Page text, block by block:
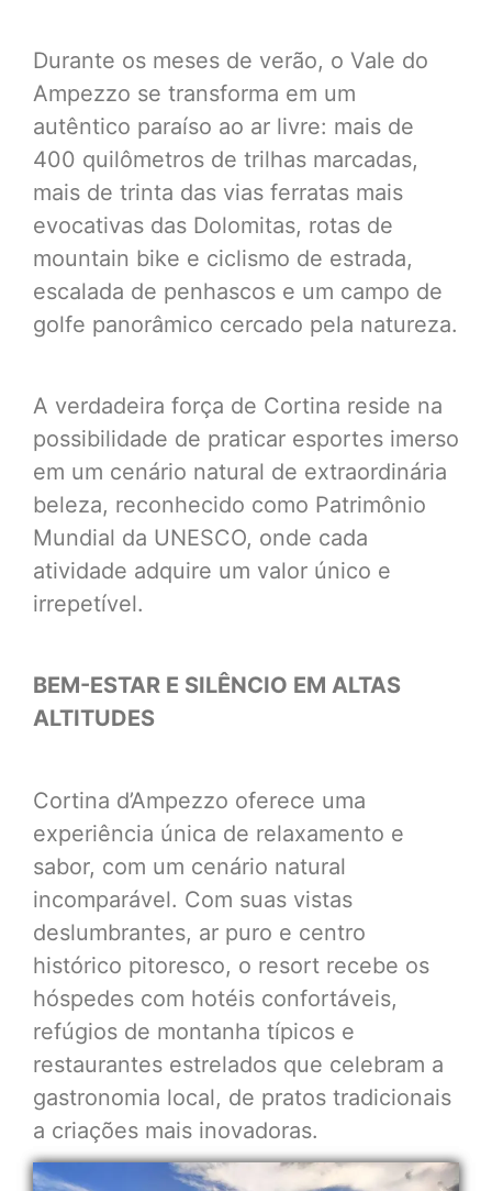
Durante os meses de verão, o Vale do
Ampezzo se transforma em um
autêntico paraíso ao ar livre: mais de
400 quilômetros de trilhas marcadas,
mais de trinta das vias ferratas mais
evocativas das Dolomitas, rotas de
mountain bike e ciclismo de estrada,
escalada de penhascos e um campo de
golfe panorâmico cercado pela natureza.
A verdadeira força de Cortina reside na
possibilidade de praticar esportes imerso
em um cenário natural de extraordinária
beleza, reconhecido como Patrimônio
Mundial da UNESCO, onde cada
atividade adquire um valor único e
irrepetível.
BEM-ESTAR E SILÊNCIO EM ALTAS
ALTITUDES
Cortina d’Ampezzo oferece uma
experiência única de relaxamento e
sabor, com um cenário natural
incomparável. Com suas vistas
deslumbrantes, ar puro e centro
histórico pitoresco, o resort recebe os
hóspedes com hotéis confortáveis,
refúgios de montanha típicos e
restaurantes estrelados que celebram a
gastronomia local, de pratos tradicionais
a criações mais inovadoras.